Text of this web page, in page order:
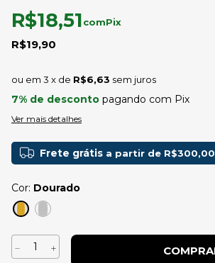
R$19,90
R$18,51comPix
3 x de R$6,63 sem juros
7% de desconto pagando com Pix
Ver mais detalhes
Frete grátis a partir de R$300,00
Cor: Dourado